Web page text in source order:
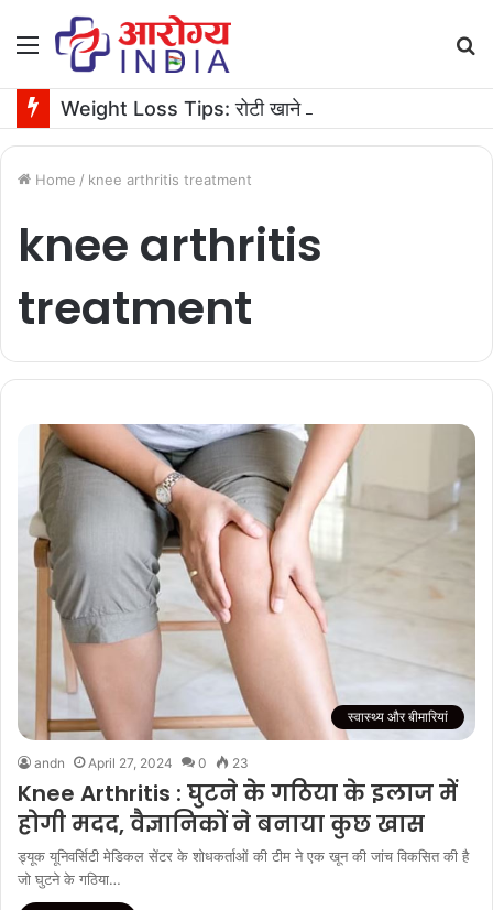
Menu
Home / knee arthritis treatment
knee arthritis
treatment
स्वास्थ्य और बीमारियां
andn April 27, 2024 0 23
Knee Arthritis : घुटने के गठिया के इलाज में
होगी मदद, वैज्ञानिकों ने बनाया कुछ खास
ड्यूक यूनिवर्सिटी मेडिकल सेंटर के शोधकर्ताओं की टीम ने एक खून की जांच विकसित की है
जो घुटने के गठिया…